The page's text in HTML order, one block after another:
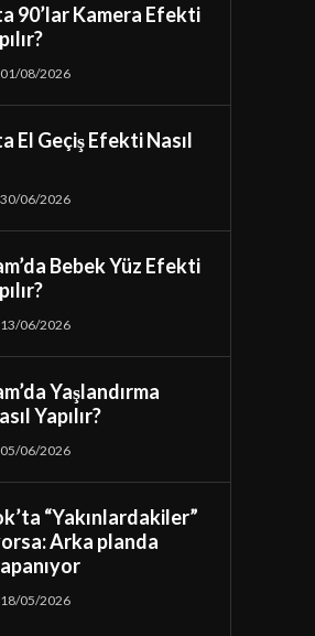
90’lar Kamera Efekti
01/08/2026
El Geçiş Efekti Nasıl
30/06/2026
Bebek Yüz Efekti
13/06/2026
Yaşlandırma
Yapılır?
05/06/2026
“Yakınlardakiler”
Arka planda
18/05/2026